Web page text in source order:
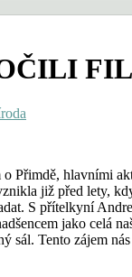
o Přimdě, hlavními
již před lety,
S přítelkyní
jako celá
sál. Tento zájem